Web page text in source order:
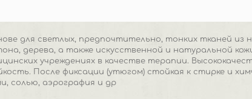
для светлых, предпочтительно, тонких тканей из
дерева, а также искусственной и натуральной
учреждениях в качестве терапии.
После фиксации (утюгом) стойкая к стирке и
солью, аэрография и др